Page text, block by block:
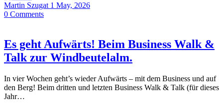
Martin Szugat 1 May, 2026
0 Comments
Es geht Aufwärts! Beim Business Walk &
Talk zur Windbeutelalm.
In vier Wochen geht’s wieder Aufwärts – mit dem Business und auf
den Berg! Beim dritten und letzten Business Walk & Talk (für dieses
Jahr…